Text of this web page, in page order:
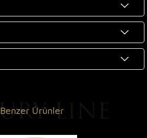
Benzer Ürünler